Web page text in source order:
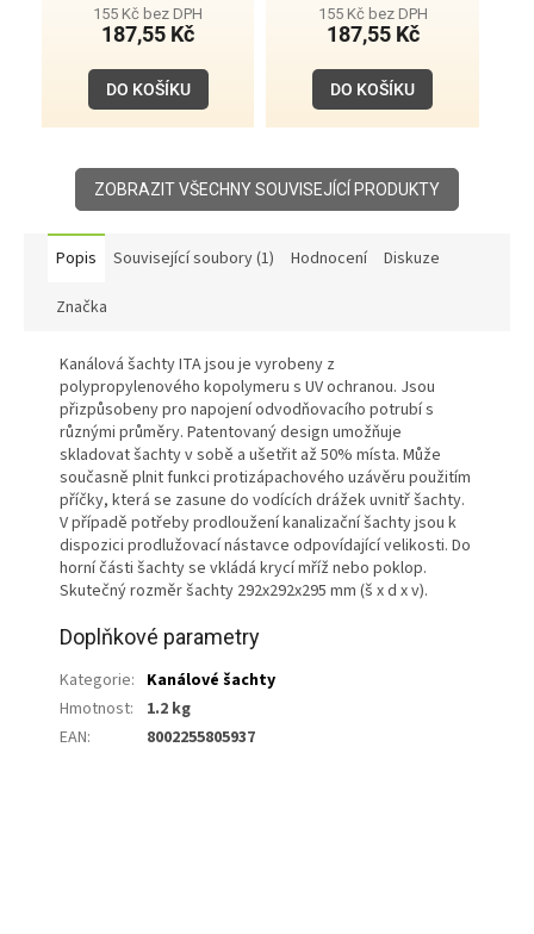
155 Kč bez DPH
187,55 Kč
DO KOŠÍKU
155 Kč bez DPH
187,55 Kč
DO KOŠÍKU
ZOBRAZIT VŠECHNY SOUVISEJÍCÍ PRODUKTY
Popis Související soubory (1) Hodnocení Diskuze
Značka
Kanálová šachty ITA jsou je vyrobeny z
polypropylenového kopolymeru s UV ochranou. Jsou
přizpůsobeny pro napojení odvodňovacího potrubí s
různými průměry. Patentovaný design umožňuje
skladovat šachty v sobě a ušetřit až 50% místa. Může
současně plnit funkci protizápachového uzávěru použitím
příčky, která se zasune do vodících drážek uvnitř šachty.
V případě potřeby prodloužení kanalizační šachty jsou k
dispozici prodlužovací nástavce odpovídající velikosti. Do
horní části šachty se vkládá krycí mříž nebo poklop.
Skutečný rozměr šachty 292x292x295 mm (š x d x v).
Doplňkové parametry
Kategorie: Kanálové šachty
Hmotnost:
1.2 kg
EAN: 8002255805937